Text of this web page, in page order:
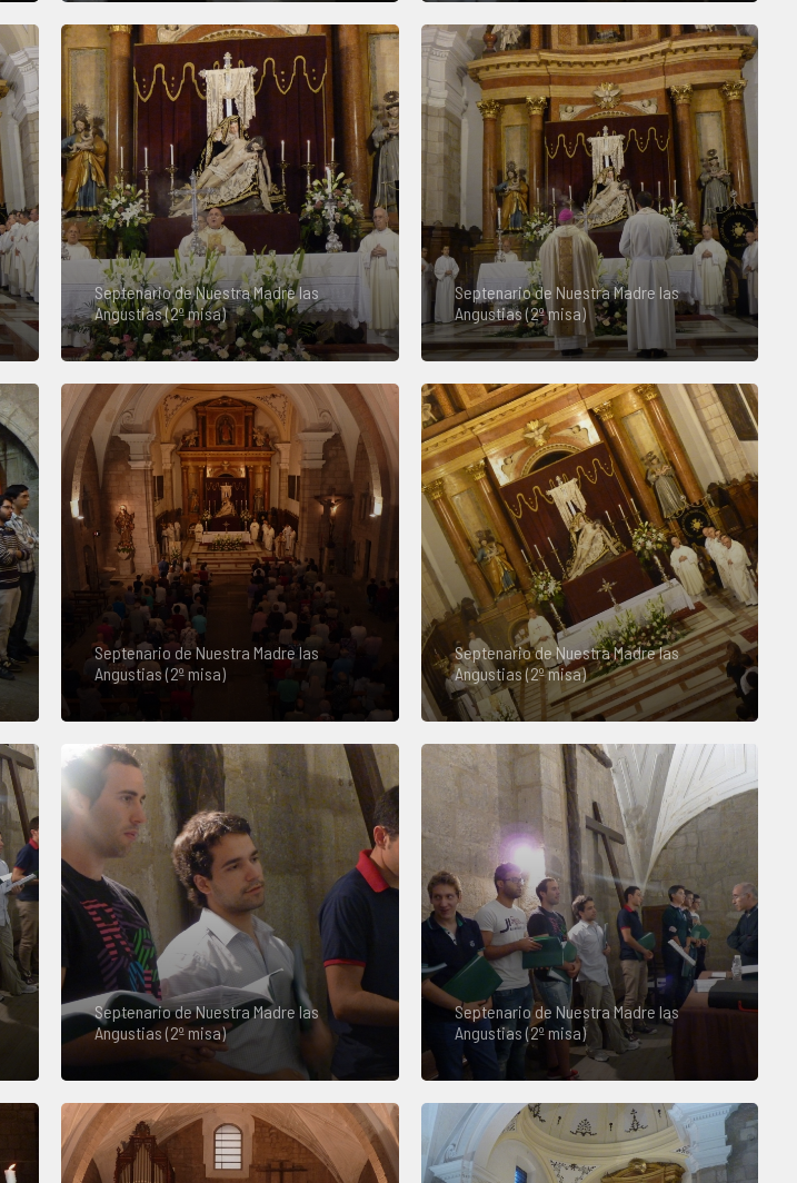
Septenario de Nuestra Madre las
Angustias (2º misa)
Septenario de Nuestra Madre las
Angustias (2º misa)
Septenario de Nuestra Madre las
Angustias (2º misa)
Septenario de Nuestra Madre las
Angustias (2º misa)
Septenario de Nuestra Madre las
Angustias (2º misa)
Septenario de Nuestra Madre las
Angustias (2º misa)